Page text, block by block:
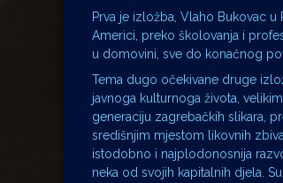
Prva je izložba, Vlaho Bukovac
Americi, preko školovanja i
u domovini, sve do konačnog
Tema dugo očekivane druge
javnoga kulturnoga života,
generaciju zagrebačkih slikara,
središnjim mjestom likovnih
istodobno i najplodonosnija
neka od svojih kapitalnih djela.